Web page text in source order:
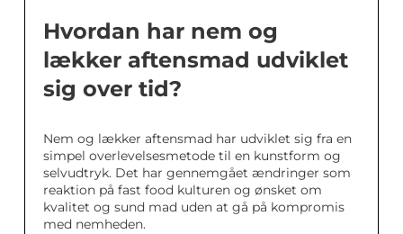
Hvordan har nem og
lækker aftensmad udviklet
sig over tid?
Nem og lækker aftensmad har udviklet sig fra en
simpel overlevelsesmetode til en kunstform og
selvudtryk. Det har gennemgået ændringer som
reaktion på fast food kulturen og ønsket om
kvalitet og sund mad uden at gå på kompromis
med nemheden.